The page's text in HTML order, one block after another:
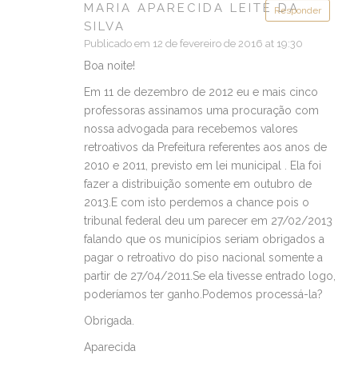
Responder
MARIA APARECIDA LEITE DA
SILVA
Publicado em 12 de fevereiro de 2016 at 19:30
Boa noite!
Em 11 de dezembro de 2012 eu e mais cinco
professoras assinamos uma procuração com
nossa advogada para recebemos valores
retroativos da Prefeitura referentes aos anos de
2010 e 2011, previsto em lei municipal . Ela foi
fazer a distribuição somente em outubro de
2013.E com isto perdemos a chance pois o
tribunal federal deu um parecer em 27/02/2013
falando que os municípios seriam obrigados a
pagar o retroativo do piso nacional somente a
partir de 27/04/2011.Se ela tivesse entrado logo,
poderíamos ter ganho.Podemos processá-la?
Obrigada.
Aparecida